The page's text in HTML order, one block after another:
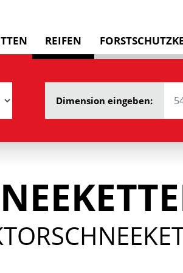
REIFEN
Dimension eingeben: